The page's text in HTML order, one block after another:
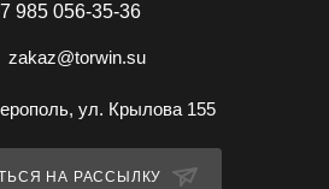
985 056-35-36
zakaz@torwin.su
ул. Крылова 155
НА РАССЫЛКУ